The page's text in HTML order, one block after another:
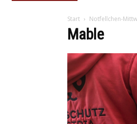
Start Notfellchen-
Mable